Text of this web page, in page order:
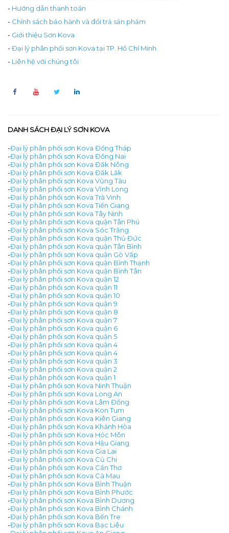
- Hướng dẫn thanh toán
- Chính sách bảo hành và đổi trả sản phẩm
- Giới thiệu Sơn Kova
-Đại lý phân phối sơn Kova tại TP. Hồ Chí Minh
- Liên hệ với chúng tôi
DANH SÁCH ĐẠI LÝ SƠN KOVA
-Đại lý phân phối sơn Kova Đồng Tháp
-Đại lý phân phối sơn Kova Đồng Nai
-Đại lý phân phối sơn Kova Đăk Nông
-Đại lý phân phối sơn Kova Đăk Lăk
-Đại lý phân phối sơn Kova Vũng Tàu
-Đại lý phân phối sơn Kova Vĩnh Long
-Đại lý phân phối sơn Kova Trà Vinh
-Đại lý phân phối sơn Kova Tiền Giang
-Đại lý phân phối sơn Kova Tây Ninh
-Đại lý phân phối sơn Kova quận Tân Phú
-Đại lý phân phối sơn Kova Sóc Trăng
-Đại lý phân phối sơn Kova quận Thủ Đức
-Đại lý phân phối sơn Kova quận Tân Bình
-Đại lý phân phối sơn Kova quận Gò Vấp
-Đại lý phân phối sơn Kova quận Bình Thạnh
-Đại lý phân phối sơn Kova quận Bình Tân
-Đại lý phân phối sơn Kova quận 12
-Đại lý phân phối sơn Kova quận 11
-Đại lý phân phối sơn Kova quận 10
-Đại lý phân phối sơn Kova quận 9
-Đại lý phân phối sơn Kova quận 8
-Đại lý phân phối sơn Kova quận 7
-Đại lý phân phối sơn Kova quận 6
-Đại lý phân phối sơn Kova quận 5
-Đại lý phân phối sơn Kova quận 4
-Đại lý phân phối sơn Kova quận 4
-Đại lý phân phối sơn Kova quận 3
-Đại lý phân phối sơn Kova quận 2
-Đại lý phân phối sơn Kova quận 1
-Đại lý phân phối sơn Kova Ninh Thuận
-Đại lý phân phối sơn Kova Long An
-Đại lý phân phối sơn Kova Lâm Đồng
-Đại lý phân phối sơn Kova Kon Tum
-Đại lý phân phối sơn Kova Kiên Giang
-Đại lý phân phối sơn Kova Khánh Hòa
-Đại lý phân phối sơn Kova Hóc Môn
-Đại lý phân phối sơn Kova Hậu Giang
-Đại lý phân phối sơn Kova Gia Lai
-Đại lý phân phối sơn Kova Củ Chi
-Đại lý phân phối sơn Kova Cần Thơ
-Đại lý phân phối sơn Kova Cà Mau
-Đại lý phân phối sơn Kova Bình Thuận
-Đại lý phân phối sơn Kova Bình Phước
-Đại lý phân phối sơn Kova Bình Dương
-Đại lý phân phối sơn Kova Bình Chánh
-Đại lý phân phối sơn Kova Bến Tre
-Đại lý phân phối sơn Kova Bạc Liêu